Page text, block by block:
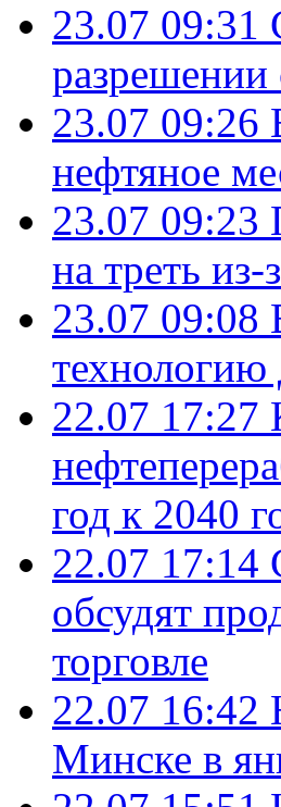
23.07 09:31
разрешении
23.07 09:26
нефтяное
23.07 09:23
на треть
23.07 09:08
22.07 17:27
год к 2040
22.07 17:14
обсудят
торговле
22.07 16:42
Минске в